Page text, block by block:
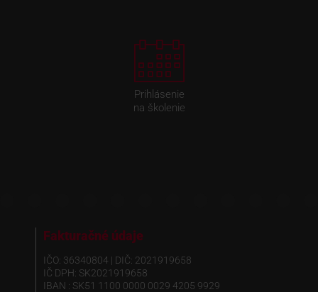
Prihlásenie
na školenie
Fakturačné údaje
IČO: 36340804 | DIČ: 2021919658
IČ DPH: SK2021919658
IBAN : SK51 1100 0000 0029 4205 9929